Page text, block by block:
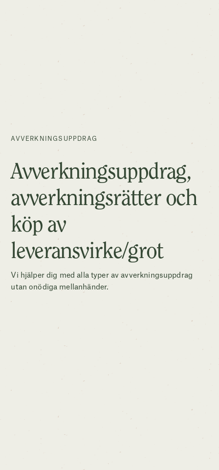
AVVERKNINGSUPPDRAG
Avverkningsuppdrag,
avverkningsrätter och
köp av
leveransvirke/grot
Vi hjälper dig med alla typer av avverkningsuppdrag
utan onödiga mellanhänder.